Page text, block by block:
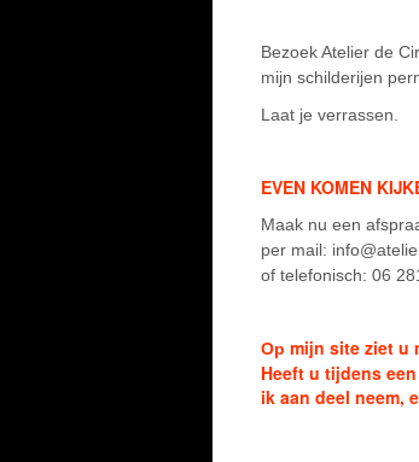
Bezoek Atelier de
mijn schilderijen
Laat je verrassen.
EVEN KOMEN
Maak nu een
per mail:
of telefonisch: 06
Op mijn site ziet u
Heeft u tijdens
ik aan deel neem,